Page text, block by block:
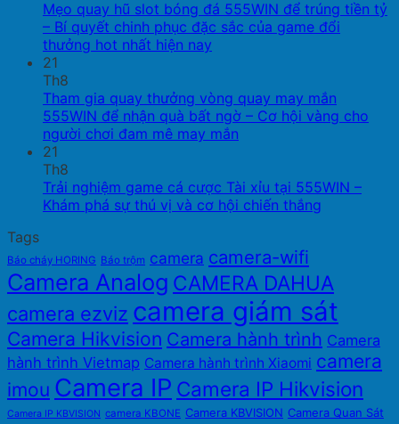
Mẹo quay hũ slot bóng đá 555WIN để trúng tiền tỷ
– Bí quyết chinh phục đặc sắc của game đổi
thưởng hot nhất hiện nay
21
Th8
Tham gia quay thưởng vòng quay may mắn
555WIN để nhận quà bất ngờ – Cơ hội vàng cho
người chơi đam mê may mắn
21
Th8
Trải nghiệm game cá cược Tài xỉu tại 555WIN –
Khám phá sự thú vị và cơ hội chiến thắng
Tags
Báo cháy HORING Báo trộm camera camera-wifi
Camera Analog CAMERA DAHUA
camera ezviz camera giám sát
Camera Hikvision Camera hành trình Camera
hành trình Vietmap Camera hành trình Xiaomi camera
imou Camera IP Camera IP Hikvision
Camera IP KBVISION camera KBONE Camera KBVISION Camera Quan Sát